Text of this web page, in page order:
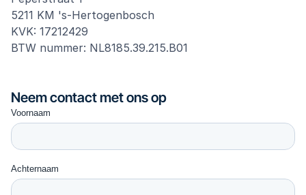
5211 KM 's-Hertogenbosch
KVK: 17212429
BTW nummer: NL8185.39.215.B01
Neem contact met ons op